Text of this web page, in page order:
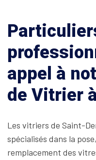
appel à
de Vitrier
Les vitriers de Saint-
spécialisés dans la
remplacement des